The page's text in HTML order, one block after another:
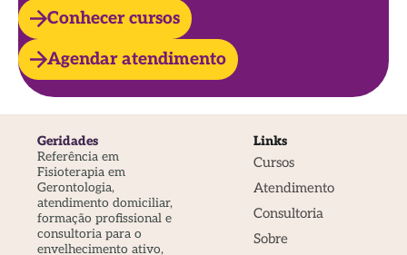
Conhecer cursos
Agendar atendimento
Geridades
Referência em
Fisioterapia em
Gerontologia,
atendimento domiciliar,
formação profissional e
consultoria para o
envelhecimento ativo,
Links
Cursos
Atendimento
Consultoria
Sobre